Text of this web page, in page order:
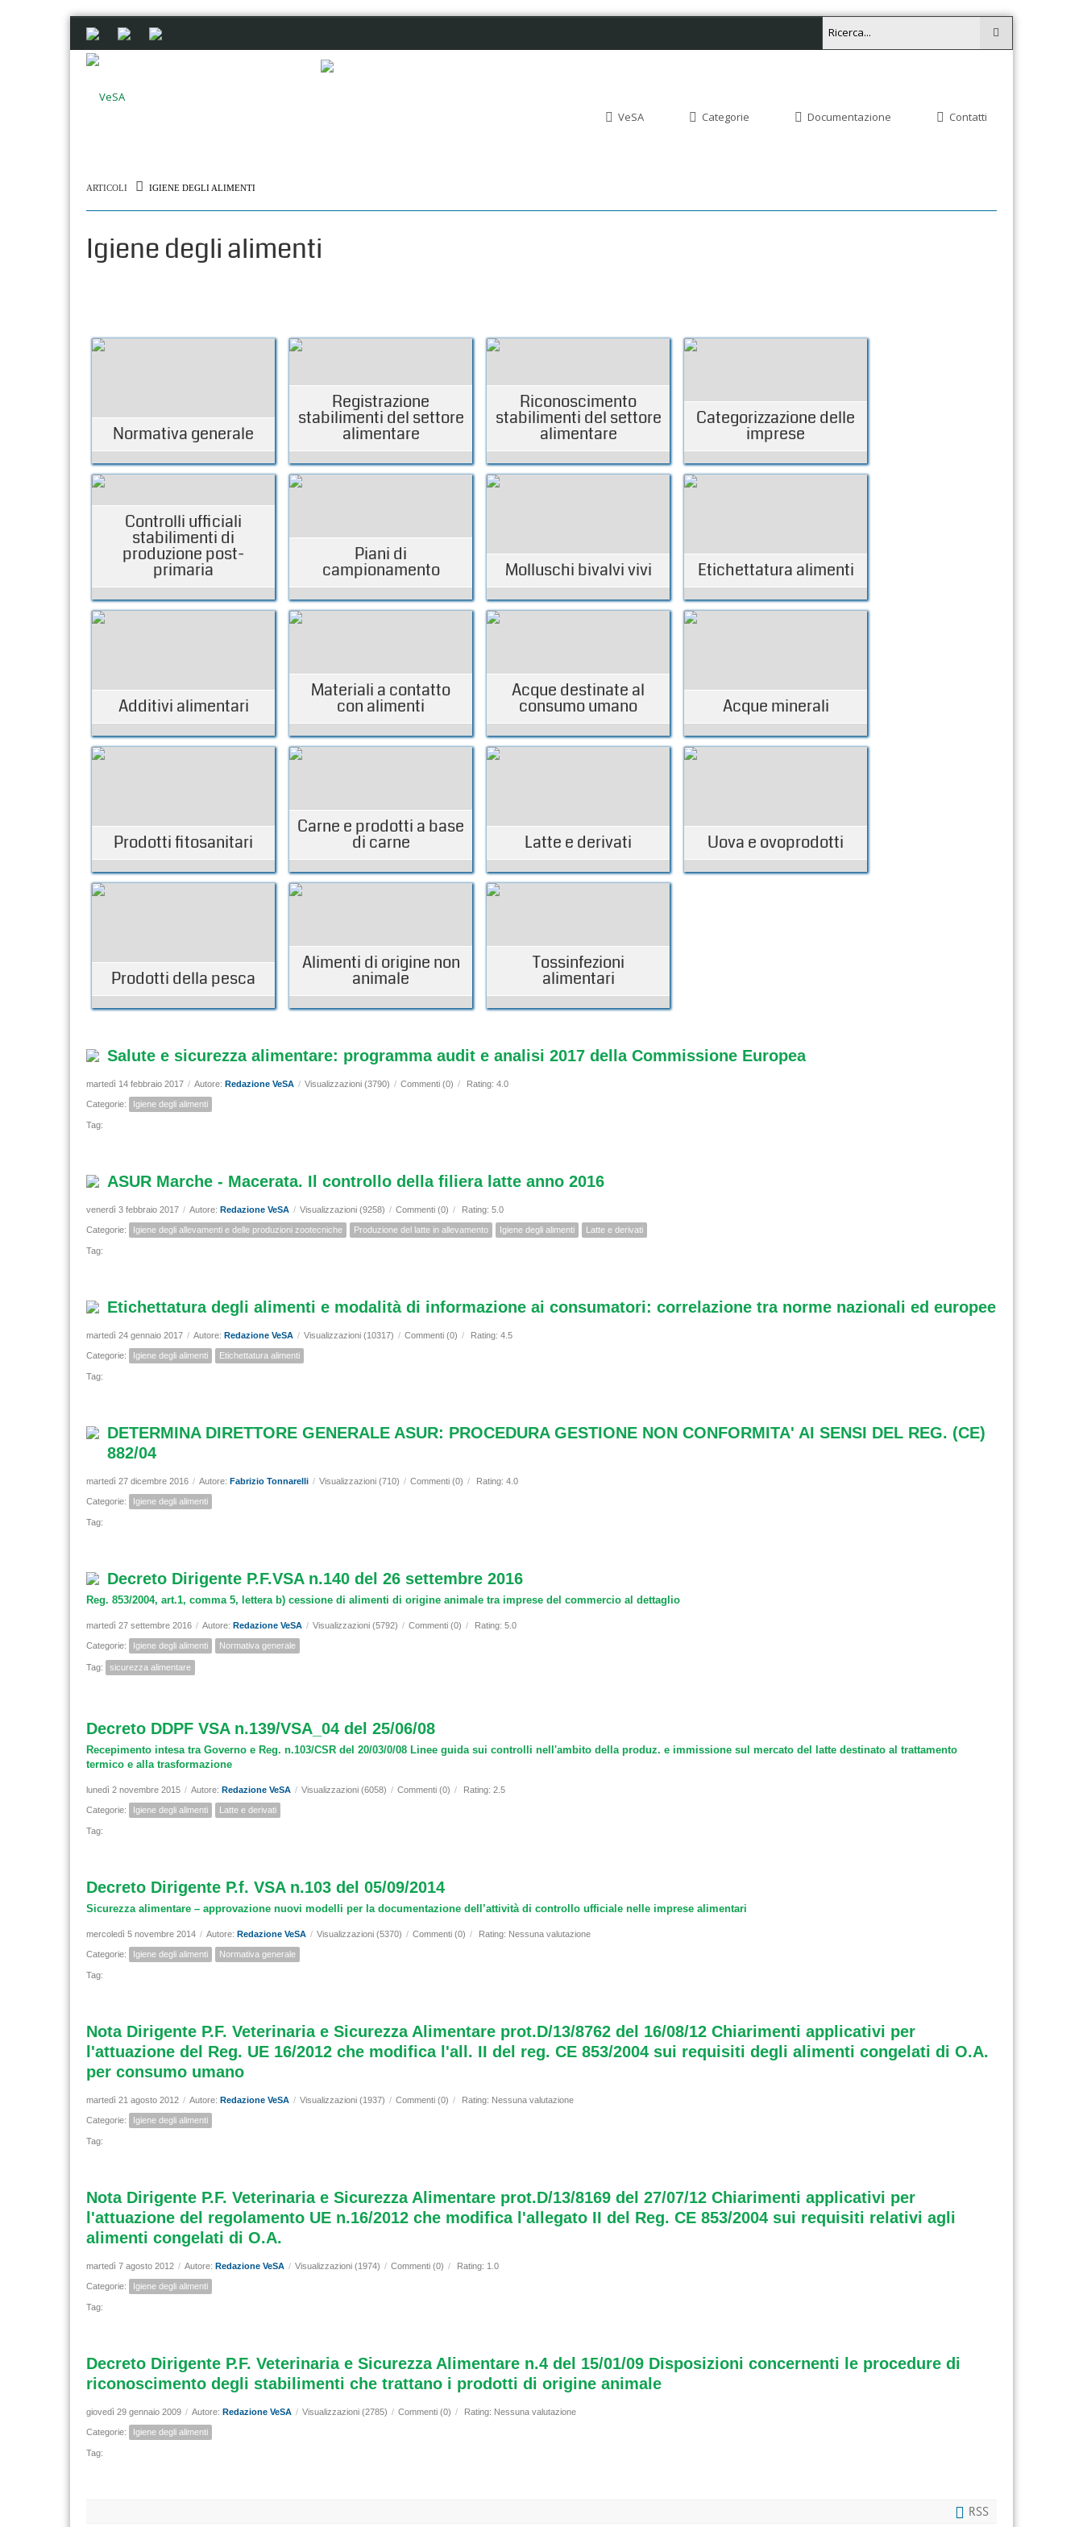
VeSA Categorie Documentazione Contatti
ARTICOLI IGIENE DEGLI ALIMENTI
Igiene degli alimenti
Normativa generale
Registrazione
stabilimenti del settore
alimentare
Riconoscimento
stabilimenti del settore
alimentare
Categorizzazione delle
imprese
Controlli ufficiali
stabilimenti di
produzione post-
primaria
Piani di
campionamento Molluschi bivalvi vivi Etichettatura alimenti
Additivi alimentari
Materiali a contatto
con alimenti
Acque destinate al
consumo umano Acque minerali
Prodotti fitosanitari
Carne e prodotti a base
di carne Latte e derivati Uova e ovoprodotti
Prodotti della pesca
Alimenti di origine non
animale
Tossinfezioni
alimentari
Salute e sicurezza alimentare: programma audit e analisi 2017 della Commissione Europea
martedì 14 febbraio 2017 / Autore: Redazione VeSA / Visualizzazioni (3790) / Commenti (0) / Rating: 4.0
Categorie: Igiene degli alimenti
Tag:
ASUR Marche - Macerata. Il controllo della filiera latte anno 2016
venerdì 3 febbraio 2017 / Autore: Redazione VeSA / Visualizzazioni (9258) / Commenti (0) / Rating: 5.0
Categorie: Igiene degli allevamenti e delle produzioni zootecniche Produzione del latte in allevamento Igiene degli alimenti Latte e derivati
Tag:
Etichettatura degli alimenti e modalità di informazione ai consumatori: correlazione tra norme nazionali ed europee
martedì 24 gennaio 2017 / Autore: Redazione VeSA / Visualizzazioni (10317) / Commenti (0) / Rating: 4.5
Categorie: Igiene degli alimenti Etichettatura alimenti
Tag:
DETERMINA DIRETTORE GENERALE ASUR: PROCEDURA GESTIONE NON CONFORMITA' AI SENSI DEL REG. (CE)
882/04
martedì 27 dicembre 2016 / Autore: Fabrizio Tonnarelli / Visualizzazioni (710) / Commenti (0) / Rating: 4.0
Categorie: Igiene degli alimenti
Tag:
Decreto Dirigente P.F.VSA n.140 del 26 settembre 2016
Reg. 853/2004, art.1, comma 5, lettera b) cessione di alimenti di origine animale tra imprese del commercio al dettaglio
martedì 27 settembre 2016 / Autore: Redazione VeSA / Visualizzazioni (5792) / Commenti (0) / Rating: 5.0
Categorie: Igiene degli alimenti Normativa generale
Tag: sicurezza alimentare
Decreto DDPF VSA n.139/VSA_04 del 25/06/08
Recepimento intesa tra Governo e Reg. n.103/CSR del 20/03/0/08 Linee guida sui controlli nell'ambito della produz. e immissione sul mercato del latte destinato al trattamento
termico e alla trasformazione
lunedì 2 novembre 2015 / Autore: Redazione VeSA / Visualizzazioni (6058) / Commenti (0) / Rating: 2.5
Categorie: Igiene degli alimenti Latte e derivati
Tag:
Decreto Dirigente P.f. VSA n.103 del 05/09/2014
Sicurezza alimentare – approvazione nuovi modelli per la documentazione dell’attività di controllo ufficiale nelle imprese alimentari
mercoledì 5 novembre 2014 / Autore: Redazione VeSA / Visualizzazioni (5370) / Commenti (0) / Rating: Nessuna valutazione
Categorie: Igiene degli alimenti Normativa generale
Tag:
Nota Dirigente P.F. Veterinaria e Sicurezza Alimentare prot.D/13/8762 del 16/08/12 Chiarimenti applicativi per
l'attuazione del Reg. UE 16/2012 che modifica l'all. II del reg. CE 853/2004 sui requisiti degli alimenti congelati di O.A.
per consumo umano
martedì 21 agosto 2012 / Autore: Redazione VeSA / Visualizzazioni (1937) / Commenti (0) / Rating: Nessuna valutazione
Categorie: Igiene degli alimenti
Tag:
Nota Dirigente P.F. Veterinaria e Sicurezza Alimentare prot.D/13/8169 del 27/07/12 Chiarimenti applicativi per
l'attuazione del regolamento UE n.16/2012 che modifica l'allegato II del Reg. CE 853/2004 sui requisiti relativi agli
alimenti congelati di O.A.
martedì 7 agosto 2012 / Autore: Redazione VeSA / Visualizzazioni (1974) / Commenti (0) / Rating: 1.0
Categorie: Igiene degli alimenti
Tag:
Decreto Dirigente P.F. Veterinaria e Sicurezza Alimentare n.4 del 15/01/09 Disposizioni concernenti le procedure di
riconoscimento degli stabilimenti che trattano i prodotti di origine animale
giovedì 29 gennaio 2009 / Autore: Redazione VeSA / Visualizzazioni (2785) / Commenti (0) / Rating: Nessuna valutazione
Categorie: Igiene degli alimenti
Tag:
RSS